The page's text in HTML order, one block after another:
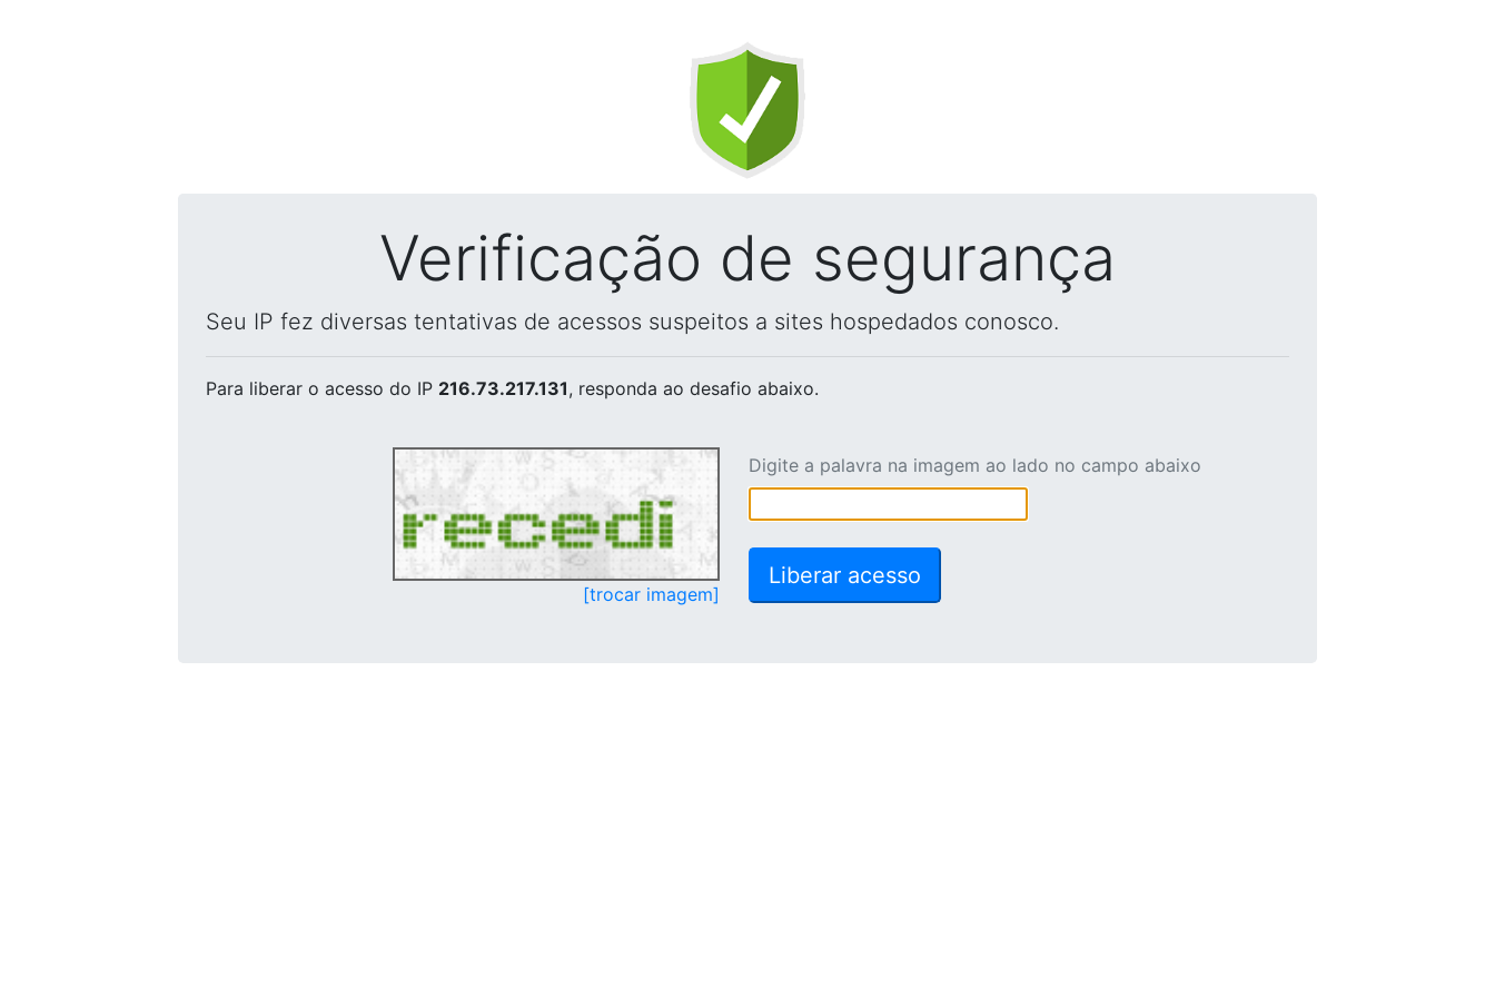
Verificação de segurança
Seu IP fez diversas tentativas de acessos suspeitos a sites hospedados conosco.
Para liberar o acesso do IP 216.73.217.131, responda ao desafio abaixo.
[trocar imagem]
Digite a palavra na imagem ao lado no campo abaixo